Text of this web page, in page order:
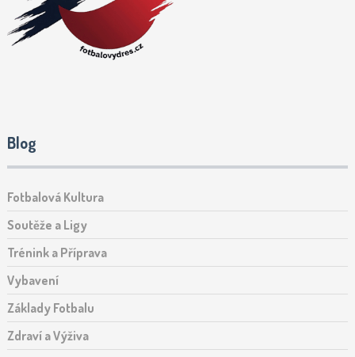
Blog
Fotbalová Kultura
Soutěže a Ligy
Trénink a Příprava
Vybavení
Základy Fotbalu
Zdraví a Výživa